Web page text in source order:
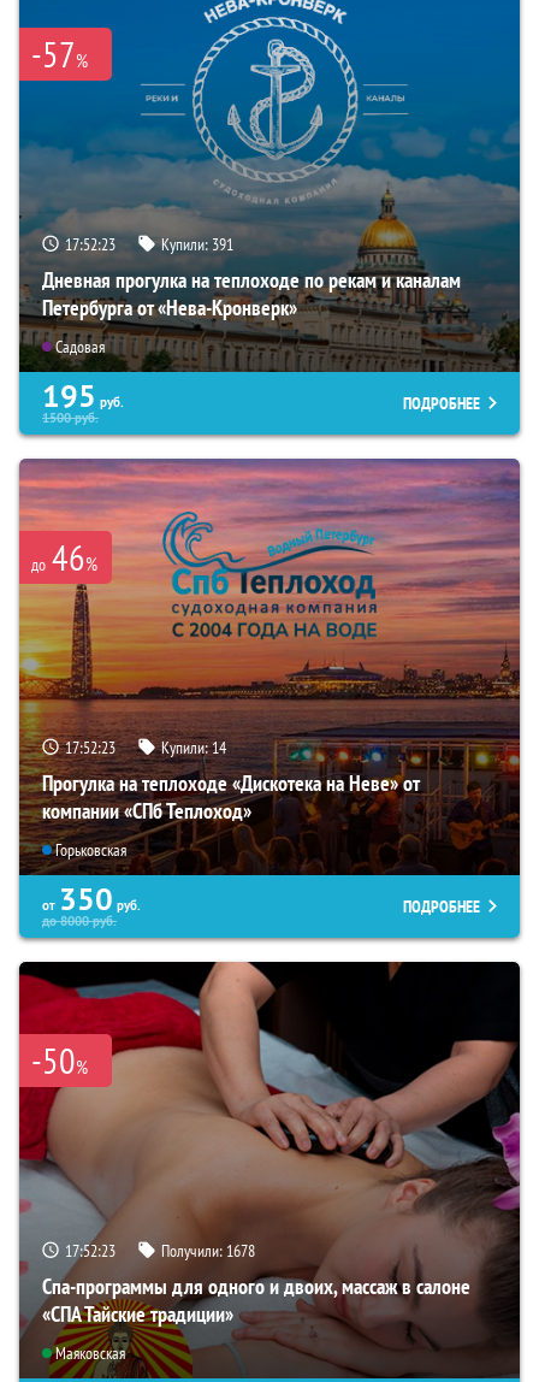
-57%
17:52:22 Купили: 391
Дневная прогулка на теплоходе по рекам и каналам
Петербурга от «Нева-Кронверк»
Садовая
195 руб.
1500руб.
ПОДРОБНЕЕ
до 46%
17:52:22 Купили:14
Прогулка на теплоходе «Дискотека на Неве» от
компании «СПб Теплоход»
Горьковская
от 350 руб.
до8000руб.
ПОДРОБНЕЕ
-50%
17:52:22 Получили: 1678
Спа-программы для одного и двоих, массаж в салоне
«СПА Тайские традиции»
Маяковская